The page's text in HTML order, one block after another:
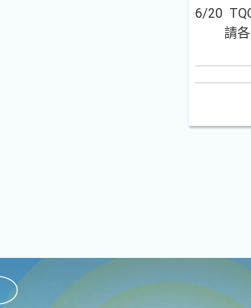
6/20
請各位